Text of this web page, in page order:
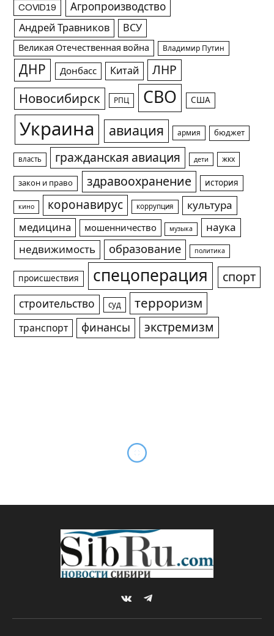
COVID19 Агропроизводство
Андрей Травников ВСУ
Великая Отечественная война Владимир Путин
ДНР Донбасс Китай ЛНР
Новосибирск РПЦ СВО США
Украина авиация армия бюджет
власть гражданская авиация дети жкх
закон и право здравоохранение история
кино коронавирус коррупция
культура
медицина
мошенничество музыка
наука
недвижимость
образование политика
происшествия спецоперация спорт
строительство суд терроризм
транспорт финансы экстремизм
комедию с Дмитрием
Нагиевым
06.12.2024 *ГЛАВНОЕ
Комментариев нет
3 Mins Read